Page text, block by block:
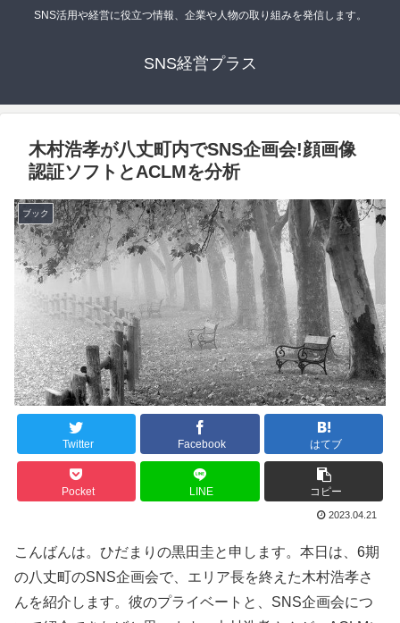
SNS活用や経営に役立つ情報、企業や人物の取り組みを発信します。
SNS経営プラス
木村浩孝が八丈町内でSNS企画会!顔画像
認証ソフトとACLMを分析
ブック
Twitter Facebook はてブ
Pocket LINE コピー
2023.04.21
こんばんは。ひだまりの黒田圭と申します。本日は、6期
の八丈町のSNS企画会で、エリア長を終えた木村浩孝さ
んを紹介します。彼のプライベートと、SNS企画会につ